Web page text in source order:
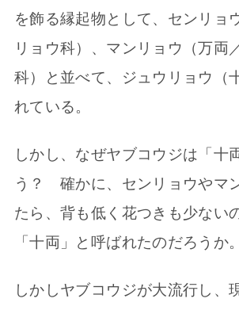
を飾る縁起物として、センリョ
リョウ科）、マンリョウ（万両
科）と並べて、ジュウリョウ（
れている。
しかし、なぜヤブコウジは「十
う？ 確かに、センリョウやマ
たら、背も低く花つきも少ない
「十両」と呼ばれたのだろうか。
しかしヤブコウジが大流行し、